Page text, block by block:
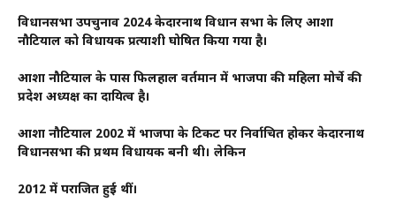
विधानसभा उपचुनाव 2024 केदारनाथ विधान सभा के लिए आशा
नौटियाल को विधायक प्रत्याशी घोषित किया गया है।
आशा नौटियाल के पास फिलहाल वर्तमान में भाजपा की महिला मोर्चे की
प्रदेश अध्यक्ष का दायित्व है।
आशा नौटियाल 2002 में भाजपा के टिकट पर निर्वाचित होकर केदारनाथ
विधानसभा की प्रथम विधायक बनी थी। लेकिन
2012 में पराजित हुई थीं।